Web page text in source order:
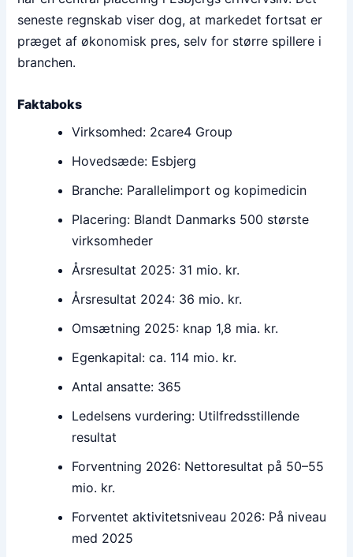
seneste regnskab viser dog, at markedet fortsat er
præget af økonomisk pres, selv for større spillere i
branchen.
Faktaboks
Virksomhed: 2care4 Group
Hovedsæde: Esbjerg
Branche: Parallelimport og kopimedicin
Placering: Blandt Danmarks 500 største
virksomheder
Årsresultat 2025: 31 mio. kr.
Årsresultat 2024: 36 mio. kr.
Omsætning 2025: knap 1,8 mia. kr.
Egenkapital: ca. 114 mio. kr.
Antal ansatte: 365
Ledelsens vurdering: Utilfredsstillende
resultat
Forventning 2026: Nettoresultat på 50–55
mio. kr.
Forventet aktivitetsniveau 2026: På niveau
med 2025